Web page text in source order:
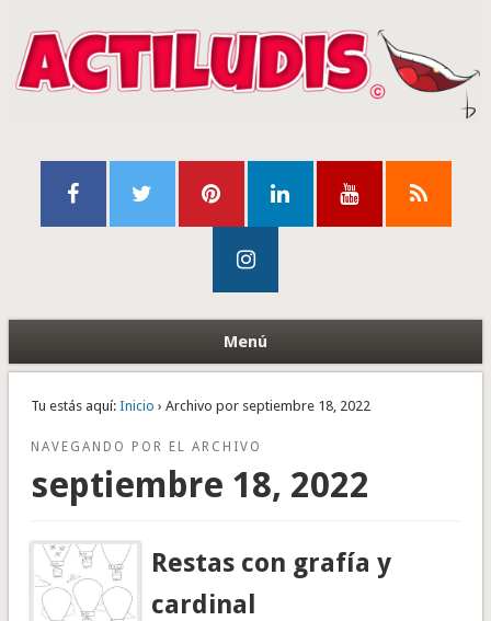
Menú
Tu estás aquí: Inicio › Archivo por septiembre 18, 2022
NAVEGANDO POR EL ARCHIVO
septiembre 18, 2022
Restas con grafía y
cardinal